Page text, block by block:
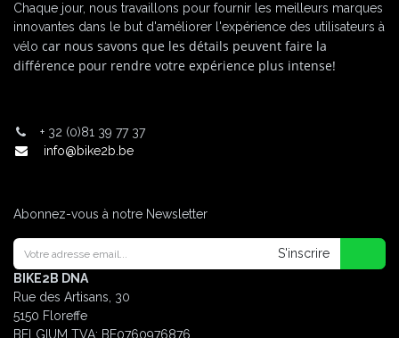
Chaque jour, nous travaillons pour fournir les meilleurs marques
innovantes dans le but d'améliorer l'expérience des utilisateurs à
vélo car nous savons que les détails peuvent faire la
différence pour rendre votre expérience plus intense!
+ 32 (0)81 39 77 37
info@bike2b.be
Abonnez-vous à notre Newsletter
S'inscrire
BIKE2B DNA
Rue des Artisans, 30
5150 Floreffe
BELGIUM TVA: BE0760976876